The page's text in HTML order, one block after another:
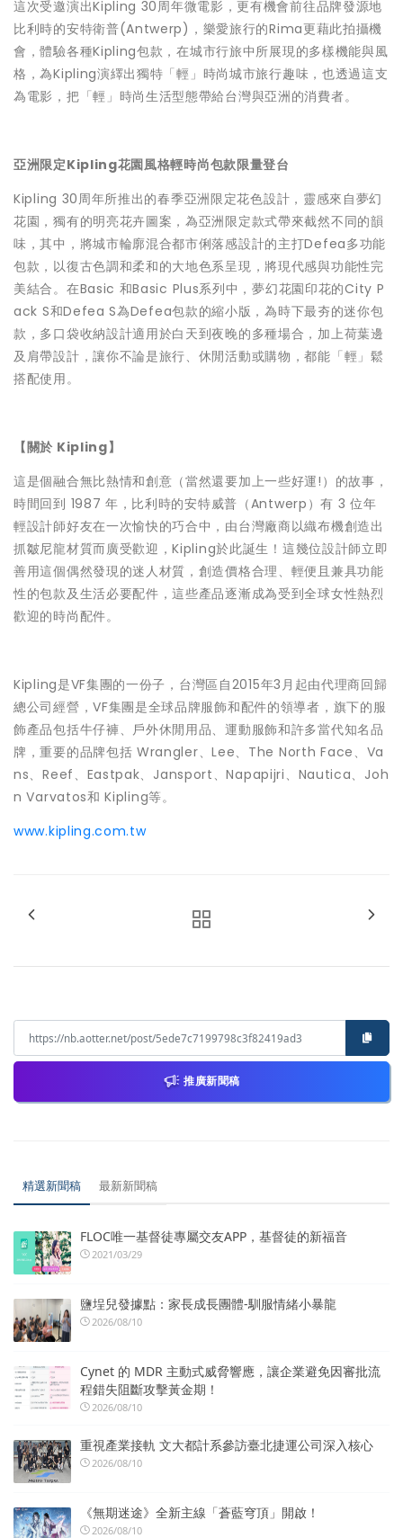
這次受邀演出Kipling 30周年微電影，更有機會前往品牌發源地
比利時的安特衛普(Antwerp)，樂愛旅行的Rima更藉此拍攝機
會，體驗各種Kipling包款，在城市行旅中所展現的多樣機能與風
格，為Kipling演繹出獨特「輕」時尚城市旅行趣味，也透過這支
為電影，把「輕」時尚生活型態帶給台灣與亞洲的消費者。
亞洲限定Kipling花園風格輕時尚包款限量登台
Kipling 30周年所推出的春季亞洲限定花色設計，靈感來自夢幻
花園，獨有的明亮花卉圖案，為亞洲限定款式帶來截然不同的韻
味，其中，將城市輪廓混合都市俐落感設計的主打Defea多功能
包款，以復古色調和柔和的大地色系呈現，將現代感與功能性完
美結合。在Basic 和Basic Plus系列中，夢幻花園印花的City P
ack S和Defea S為Defea包款的縮小版，為時下最夯的迷你包
款，多口袋收納設計適用於白天到夜晚的多種場合，加上荷葉邊
及肩帶設計，讓你不論是旅行、休閒活動或購物，都能「輕」鬆
搭配使用。
【關於 Kipling】
這是個融合無比熱情和創意（當然還要加上一些好運!）的故事，
時間回到 1987 年，比利時的安特威普（Antwerp）有 3 位年
輕設計師好友在一次愉快的巧合中，由台灣廠商以織布機創造出
抓皺尼龍材質而廣受歡迎，Kipling於此誕生！這幾位設計師立即
善用這個偶然發現的迷人材質，創造價格合理、輕便且兼具功能
性的包款及生活必要配件，這些產品逐漸成為受到全球女性熱烈
歡迎的時尚配件。
Kipling是VF集團的一份子，台灣區自2015年3月起由代理商回歸
總公司經營，VF集團是全球品牌服飾和配件的領導者，旗下的服
飾產品包括牛仔褲、戶外休閒用品、運動服飾和許多當代知名品
牌，重要的品牌包括 Wrangler、Lee、The North Face、Va
ns、Reef、Eastpak、Jansport、Napapijri、Nautica、Joh
n Varvatos和 Kipling等。
www.kipling.com.tw
推廣新聞稿
精選新聞稿 最新新聞稿
FLOC唯一基督徒專屬交友APP，基督徒的新福音
2021/03/29
鹽埕兒發據點：家長成長團體-馴服情緒小暴龍
2026/08/10
Cynet 的 MDR 主動式威脅響應，讓企業避免因審批流
程錯失阻斷攻擊黃金期！
2026/08/10
重視產業接軌 文大都計系參訪臺北捷運公司深入核心
2026/08/10
《無期迷途》全新主線「蒼藍穹頂」開啟！
2026/08/10